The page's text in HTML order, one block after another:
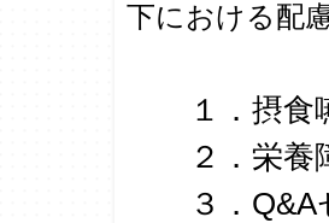
下における配
１．摂食嚥
２．栄養
３．Q&Aセ